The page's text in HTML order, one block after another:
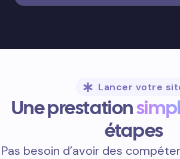
Lancer votre
Une prestation
étapes
Pas besoin d’avoir des